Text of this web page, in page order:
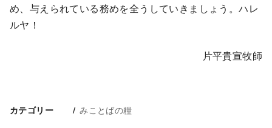
め、与えられている務めを全うしていきましょう。ハレ
ルヤ！
片平貴宣牧師
カテゴリー みことばの糧